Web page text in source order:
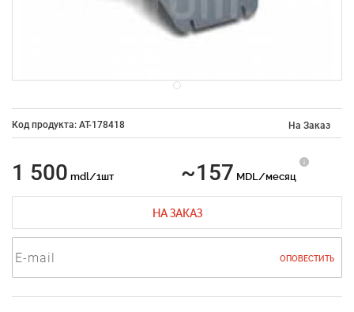
Код продукта: AT-178418 На Заказ
1 500 mdl/1шт ~157 MDL/месяц
НА ЗАКАЗ
ОПОВЕСТИТЬ